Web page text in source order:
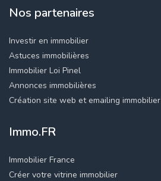
Nos partenaires
Investir en immobilier
Astuces immobilières
Immobilier Loi Pinel
Annonces immobilières
Création site web et emailing immobilier
Immo.FR
Immobilier France
Créer votre vitrine immobilier